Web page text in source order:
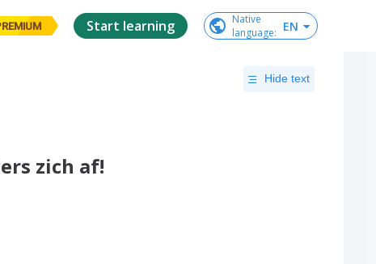
Start learning
Native
language: EN
Hide text
zich af!